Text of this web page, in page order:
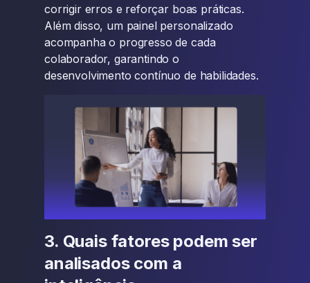
corrigir erros e reforçar boas práticas.
Além disso, um painel personalizado
acompanha o progresso de cada
colaborador, garantindo o
desenvolvimento contínuo de habilidades.
3. Quais fatores podem ser
analisados com a